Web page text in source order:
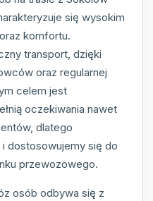
się wysokim
komfortu.
transport, dzięki
oraz regularnej
celem jest
oczekiwania nawet
dlatego
dostosowujemy się do
przewozowego.
osób odbywa się z